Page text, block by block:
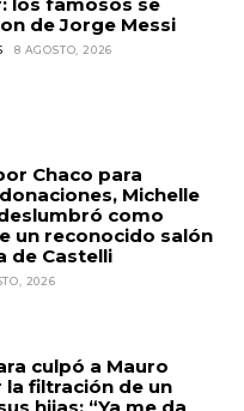
de Jorge Messi
8 AGOSTO, 2026
Chaco para
Michelle
como
un reconocido salón
de Castelli
2026
culpó a Mauro
la filtración de un